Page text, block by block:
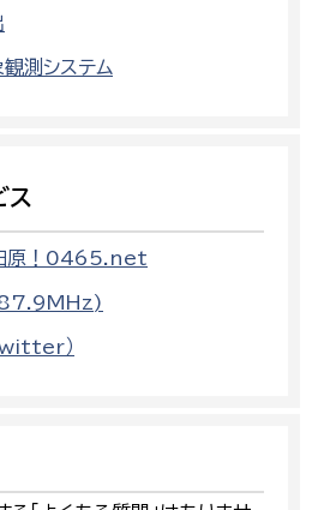
測システム
ス
原！0465.net
87.9MHz)
）